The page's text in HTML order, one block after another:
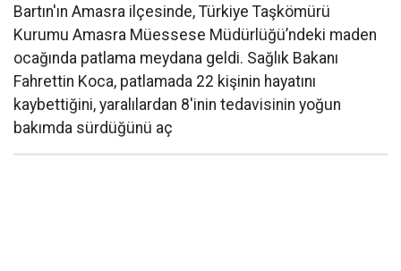
Bartın'ın Amasra ilçesinde, Türkiye Taşkömürü
Kurumu Amasra Müessese Müdürlüğü’ndeki maden
ocağında patlama meydana geldi. Sağlık Bakanı
Fahrettin Koca, patlamada 22 kişinin hayatını
kaybettiğini, yaralılardan 8'inin tedavisinin yoğun
bakımda sürdüğünü aç